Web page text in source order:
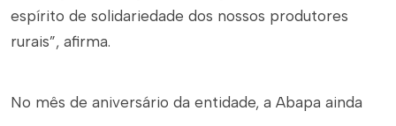
espírito de solidariedade dos nossos produtores
rurais”, afirma.
No mês de aniversário da entidade, a Abapa ainda